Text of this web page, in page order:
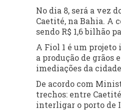
No dia 8, será a vez
Caetité, na Bahia. A
sendo R$ 1,6 bilhão
A Fiol 1 é um
a produção de grãos
imediações da
De acordo com
trechos: entre
interligar o porto de